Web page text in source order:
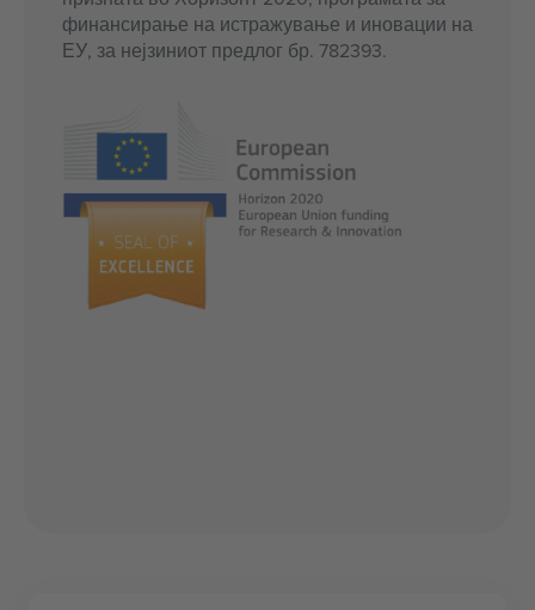
финансирање на истражување и иновации на
ЕУ, за нејзиниот предлог бр. 782393.